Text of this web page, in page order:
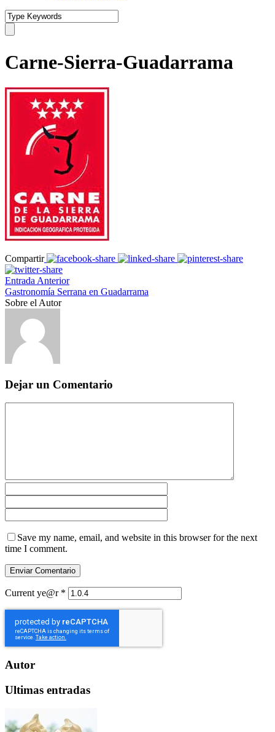
Carne-Sierra-Guadarrama
Compartir
Entrada Anterior
Gastronomía Serrana en Guadarrama
Sobre el Autor
Dejar un Comentario
Save my name, email, and website in this browser for the next
time I comment.
Current ye@r *
Autor
Ultimas entradas